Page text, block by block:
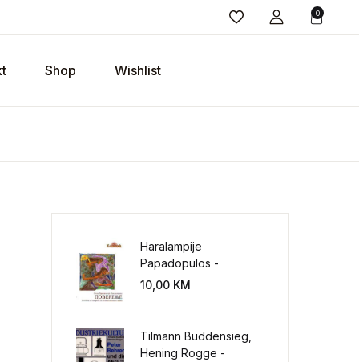
0
Shop Wishlist
Haralampije
Papadopulos -
Poverenje: sloboda od
10,00 KM
Tilmann Buddensieg,
Hening Rogge -